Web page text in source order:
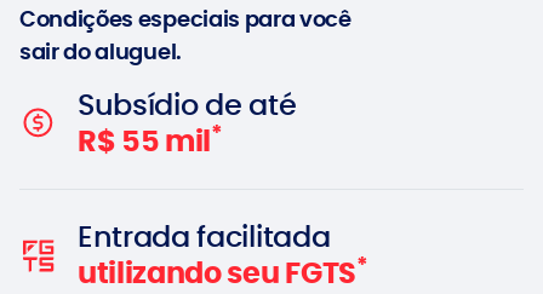
Condições especiais para você
sair do aluguel.
Subsídio de até
R$ 55 mil*
Entrada facilitada
utilizando seu FGTS*